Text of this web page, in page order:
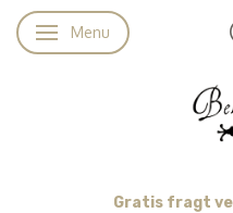
Skifte navigation
Menu
Gratis fragt